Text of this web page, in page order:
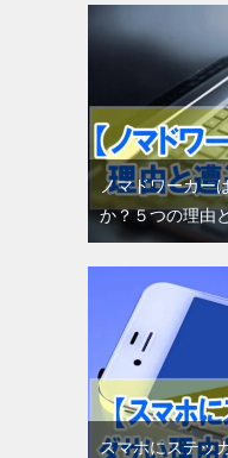
ノマドワーカー
か？５つの理由
スマホにステッ